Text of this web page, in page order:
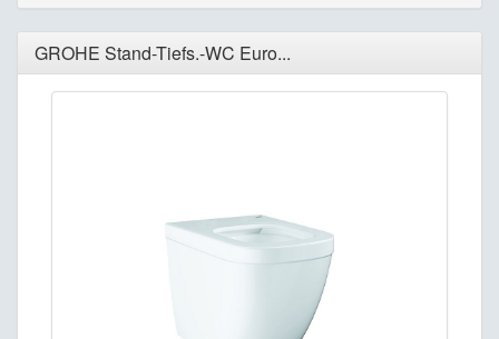
GROHE Stand-Tiefs.-WC Euro...